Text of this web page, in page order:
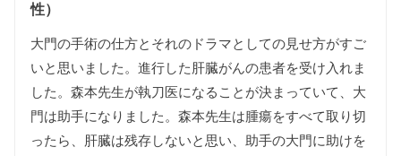
性）
大門の手術の仕方とそれのドラマとしての見せ方がすご
いと思いました。進行した肝臓がんの患者を受け入れま
した。森本先生が執刀医になることが決まっていて、大
門は助手になりました。森本先生は腫瘍をすべて取り切
ったら、肝臓は残存しないと思い、助手の大門に助けを